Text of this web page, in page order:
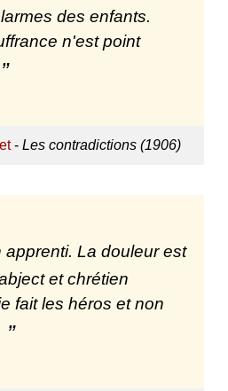
des enfants.
n'est point
-Les contradictions (1906)
La douleur est
et chrétien
fait les héros et non